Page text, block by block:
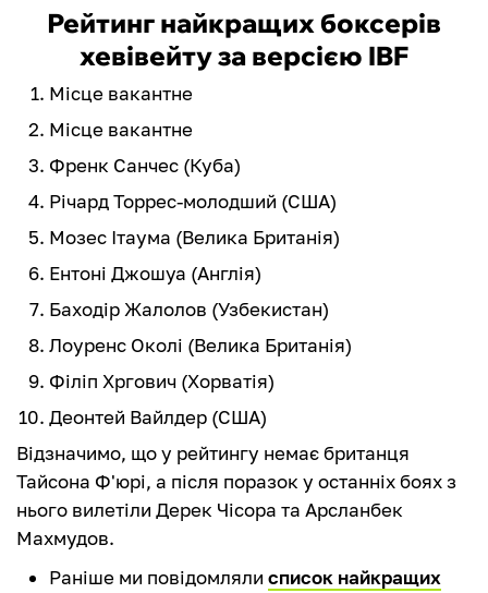
Рейтинг найкращих боксерів
хевівейту за версією IBF
Місце вакантне
Місце вакантне
Френк Санчес (Куба)
Річард Торрес-молодший (США)
Мозес Ітаума (Велика Британія)
Ентоні Джошуа (Англія)
Баходір Жалолов (Узбекистан)
Лоуренс Околі (Велика Британія)
Філіп Хргович (Хорватія)
Деонтей Вайлдер (США)
Відзначимо, що у рейтингу немає британця
Тайсона Ф'юрі, а після поразок у останніх боях з
нього вилетіли Дерек Чісора та Арсланбек
Махмудов.
Раніше ми повідомляли список найкращих